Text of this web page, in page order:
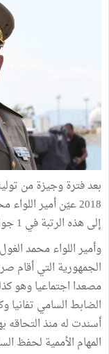
2018 عيّن أمير
إلى هذه الرتبة في 1 جوان الجاري.
الجمهورية التي أقام
مصعدا اجتماعيا وهو
الضابط السامي تفانيا
أسندت له منذ التحاقه
المهام الأممية لحفظ